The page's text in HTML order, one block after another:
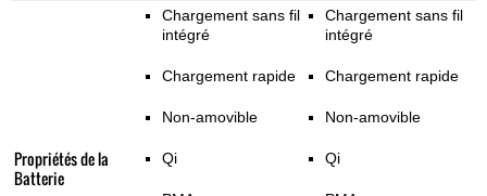
Propriétés de la
Batterie
Chargement sans fil
intégré
Chargement rapide
Non-amovible
Qi
Chargement sans fil
intégré
Chargement rapide
Non-amovible
Qi